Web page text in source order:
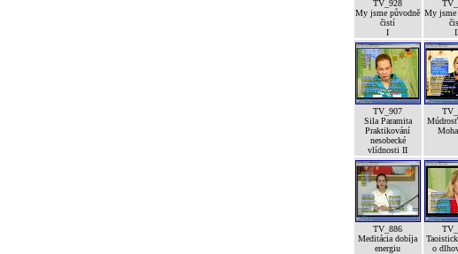
TV_928
My jsme původně
čistí
I
My jsme
TV_907
Sila Paramita
Praktikování
nesobecké
vlídnosti II
TV_886
Meditácia dobíja
energiu
o